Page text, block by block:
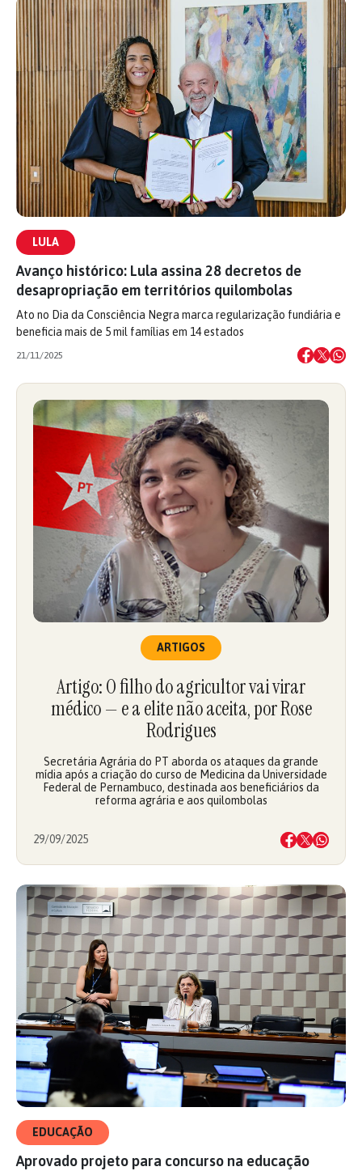
LULA
Avanço histórico: Lula assina 28 decretos de
desapropriação em territórios quilombolas
Ato no Dia da Consciência Negra marca regularização fundiária e
beneficia mais de 5 mil famílias em 14 estados
21/11/2025
ARTIGOS
Artigo: O filho do agricultor vai virar
médico — e a elite não aceita, por Rose
Rodrigues
Secretária Agrária do PT aborda os ataques da grande
mídia após a criação do curso de Medicina da Universidade
Federal de Pernambuco, destinada aos beneficiários da
reforma agrária e aos quilombolas
29/09/2025
EDUCAÇÃO
Aprovado projeto para concurso na educação